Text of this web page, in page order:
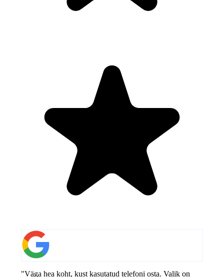
"Väga hea koht, kust kasutatud telefoni osta. Valik on